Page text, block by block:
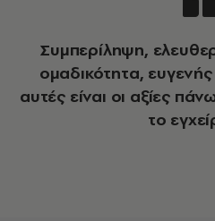
Συμπερίληψη, ελευθερία, συλλογικότητα,
ομαδικότητα,
αυτές είναι οι αξίες
το